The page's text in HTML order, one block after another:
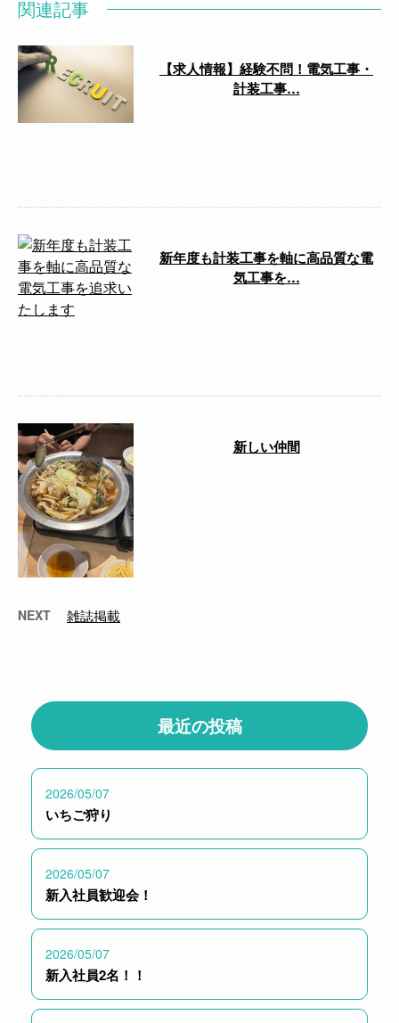
関連記事
【求人情報】経験不問！電気工事・
計装工事…
新年度も計装工事を軸に高品質な電
気工事を…
新しい仲間
NEXT 雑誌掲載
最近の投稿
2026/05/07
いちご狩り
2026/05/07
新入社員歓迎会！
2026/05/07
新入社員2名！！